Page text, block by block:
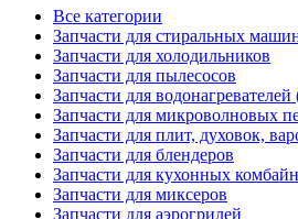
Все категории
Запчасти для стиральных
Запчасти для холодильников
Запчасти для пылесосов
Запчасти для
Запчасти для микроволновых
Запчасти для плит, духовок,
Запчасти для блендеров
Запчасти для кухонных
Запчасти для миксеров
Запчасти для аэрогрилей